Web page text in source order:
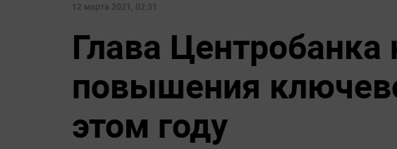
12 марта 2021, 02:31
Глава
повышения
этом году